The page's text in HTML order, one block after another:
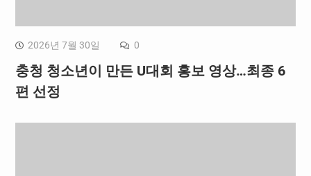
2026년 7월 30일 0
충청 청소년이 만든 U대회 홍보 영상…최종 6
편 선정